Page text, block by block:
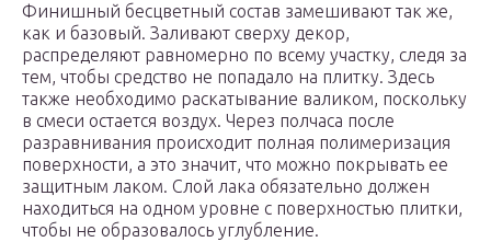
Финишный бесцветный состав замешивают так же,
как и базовый. Заливают сверху декор,
распределяют равномерно по всему участку, следя за
тем, чтобы средство не попадало на плитку. Здесь
также необходимо раскатывание валиком, поскольку
в смеси остается воздух. Через полчаса после
разравнивания происходит полная полимеризация
поверхности, а это значит, что можно покрывать ее
защитным лаком. Слой лака обязательно должен
находиться на одном уровне с поверхностью плитки,
чтобы не образовалось углубление.